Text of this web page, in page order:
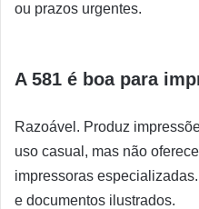
ou prazos urgentes.
A 581 é boa para
Razoável. Produz
uso casual, mas não
impressoras
e documentos ilustrados.